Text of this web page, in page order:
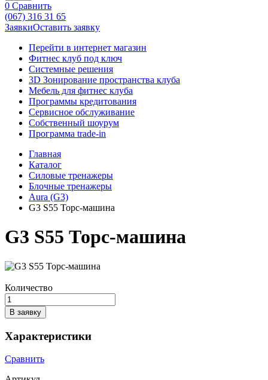
0 Сравнить
(067) 316 31 65
ЗаявкиОставить заявку
Перейти в интернет магазин
Фитнес клуб под ключ
Системные решения
3D Зонирование пространства клуба
Мебель для фитнес клуба
Программы кредитования
Сервисное обслуживание
Собственный шоурум
Программа trade-in
Главная
Каталог
Силовые тренажеры
Блочные тренажеры
Aura (G3)
G3 S55 Торс-машина
G3 S55 Торс-машина
Количество
В заявку
Характеристики
Сравнить